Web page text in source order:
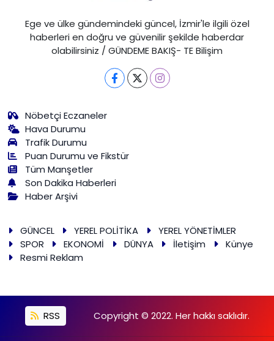
Ege ve ülke gündemindeki güncel, İzmir'le ilgili özel
haberleri en doğru ve güvenilir şekilde haberdar
olabilirsiniz / GÜNDEME BAKIŞ- TE Bilişim
Nöbetçi Eczaneler
Hava Durumu
Trafik Durumu
Puan Durumu ve Fikstür
Tüm Manşetler
Son Dakika Haberleri
Haber Arşivi
GÜNCEL YEREL POLİTİKA
YEREL YÖNETİMLER
SPOR
EKONOMİ DÜNYA İletişim
Künye
Resmi Reklam
RSS Copyright © 2022. Her hakkı saklıdır.